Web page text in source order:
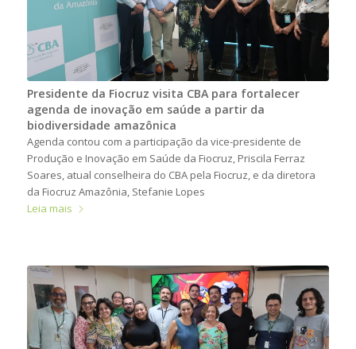
Presidente da Fiocruz visita CBA para fortalecer
agenda de inovação em saúde a partir da
biodiversidade amazônica
Agenda contou com a participação da vice-presidente de
Produção e Inovação em Saúde da Fiocruz, Priscila Ferraz
Soares, atual conselheira do CBA pela Fiocruz, e da diretora
da Fiocruz Amazônia, Stefanie Lopes
Leia mais